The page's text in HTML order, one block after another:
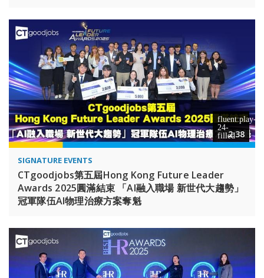
2:38
SIGNATURE EVENTS
CTgoodjobs第五屆Hong Kong Future Leader
Awards 2025圓滿結束 「AI融入職場 新世代大趨勢」
冠軍隊伍AI物理治療方案奪魁